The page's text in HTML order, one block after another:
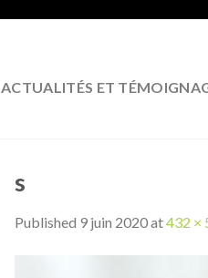
ACTUALITÉS ET
s
Published 9 juin 2020at432 ×